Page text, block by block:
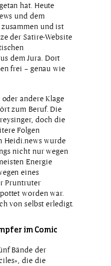
hat. Heute
und dem
und ist
der Satire-Website
dem Jura. Dort
frei – genau wie
andere Klage
zum Beruf. Die
doch die
Folgen
Heidi.news wurde
nicht nur wegen
Energie
eines
Pruntruter
worden war.
von selbst erledigt.
im Comic
Bände der
die die